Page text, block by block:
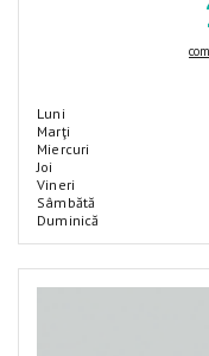
Luni
Marţi
Miercuri
Joi
Vineri
Sâmbătă
Duminică